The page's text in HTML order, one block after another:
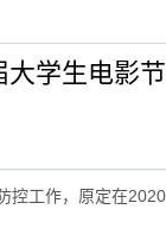
学生电影
控工作，原定在